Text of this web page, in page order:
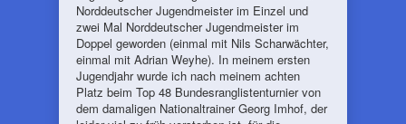
Norddeutscher Jugendmeister im Einzel und
zwei Mal Norddeutscher Jugendmeister im
Doppel geworden (einmal mit Nils Scharwächter,
einmal mit Adrian Weyhe). In meinem ersten
Jugendjahr wurde ich nach meinem achten
Platz beim Top 48 Bundesranglistenturnier von
dem damaligen Nationaltrainer Georg Imhof, der